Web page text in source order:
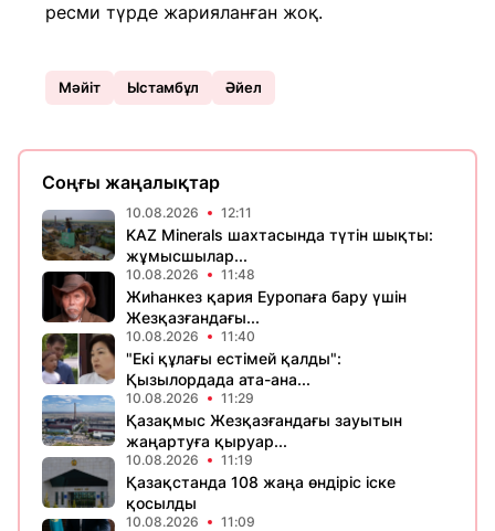
ресми түрде жарияланған жоқ.
Мәйіт Ыстамбұл Әйел
Соңғы жаңалықтар
10.08.2026 12:11
KAZ Minerals шахтасында түтін шықты:
жұмысшылар...
10.08.2026 11:48
Жиһанкез қария Еуропаға бару үшін
Жезқазғандағы...
10.08.2026 11:40
"Екі құлағы естімей қалды":
Қызылордада ата-ана...
10.08.2026 11:29
Қазақмыс Жезқазғандағы зауытын
жаңартуға қыруар...
10.08.2026 11:19
Қазақстанда 108 жаңа өндіріс іске
қосылды
10.08.2026 11:09